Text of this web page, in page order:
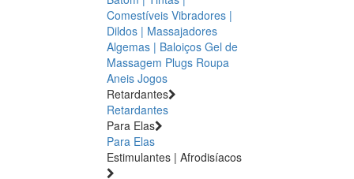
Comestíveis Vibradores |
Dildos | Massajadores
Algemas | Baloiços Gel de
Massagem Plugs Roupa
Aneis Jogos
Retardantes
Retardantes
Para Elas
Para Elas
Estimulantes | Afrodisíacos